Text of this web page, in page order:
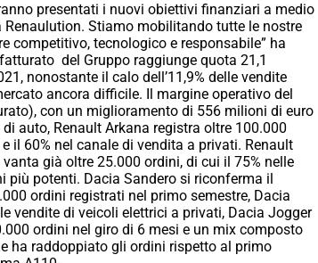
presentati i nuovi obiettivi finanziari a medio
Renaulution. Stiamo mobilitando tutte le nostre
competitivo, tecnologico e responsabile” ha
del Gruppo raggiunge quota 21,1
nonostante il calo dell’11,9% delle vendite
ancora difficile. Il margine operativo del
con un miglioramento di 556 milioni di euro
auto, Renault Arkana registra oltre 100.000
il 60% nel canale di vendita a privati. Renault
già oltre 25.000 ordini, di cui il 75% nelle
più potenti. Dacia Sandero si riconferma il
ordini registrati nel primo semestre, Dacia
vendite di veicoli elettrici a privati, Dacia Jogger
ordini nel giro di 6 mesi e un mix composto
ha raddoppiato gli ordini rispetto al primo